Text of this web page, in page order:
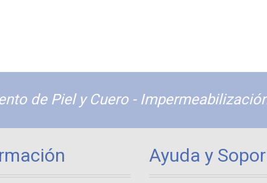
de Piel y Cuero -
Ayuda y